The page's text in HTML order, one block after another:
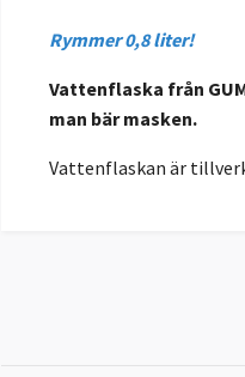
Rymmer 0,8 liter!
Vattenflaska från
man bär masken.
Vattenflaskan är